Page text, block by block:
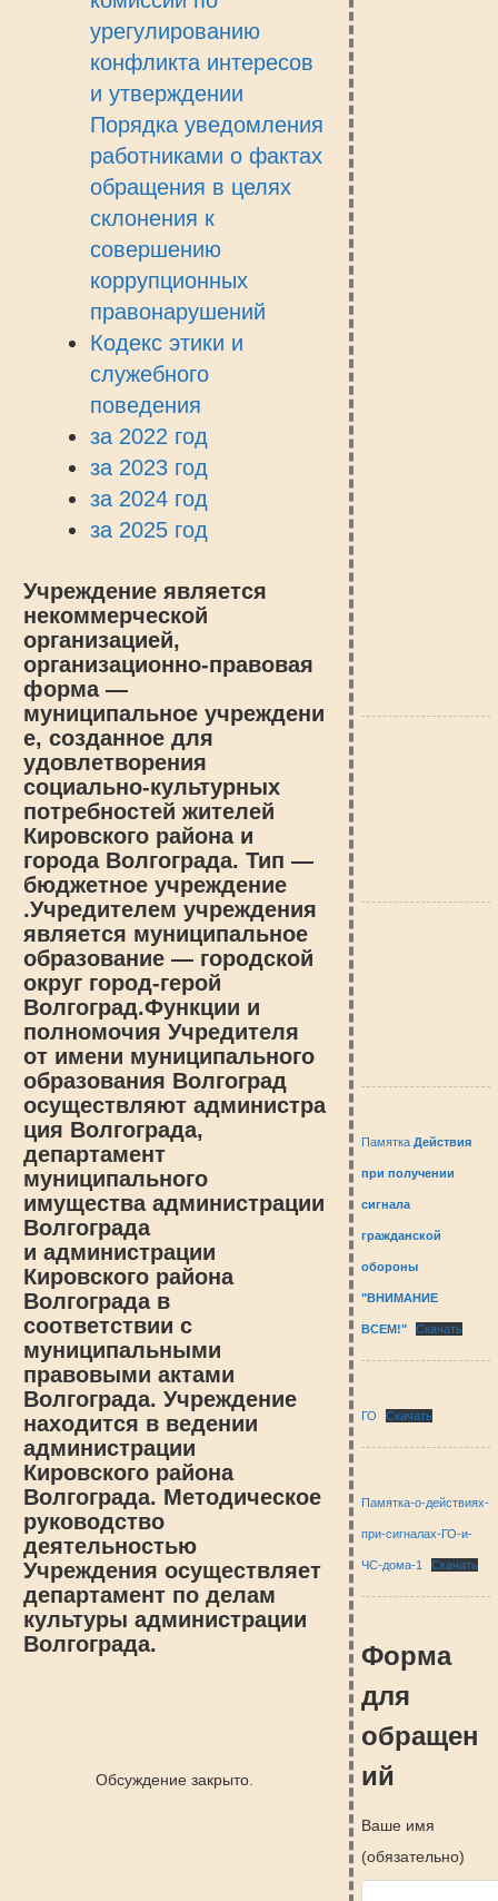
урегулированию
конфликта интересов
и утверждении
Порядка уведомления
работниками о фактах
обращения в целях
склонения к
совершению
коррупционных
правонарушений
Кодекс этики и
служебного
поведения
за 2022 год
за 2023 год
за 2024 год
за 2025 год
Учреждение является
некоммерческой
организацией,
организационно-правовая
форма —
муниципальное учреждени
е, созданное для
удовлетворения
социально-культурных
потребностей жителей
Кировского района и
города Волгограда. Тип —
бюджетное учреждение
.Учредителем учреждения
является муниципальное
образование — городской
округ город-герой
Волгоград.Функции и
полномочия Учредителя
от имени муниципального
образования Волгоград
осуществляют администра
ция Волгограда,
департамент
муниципального
имущества администрации
Волгограда
и администрации
Кировского района
Волгограда в
соответствии с
муниципальными
правовыми актами
Волгограда. Учреждение
находится в ведении
администрации
Кировского района
Волгограда. Методическое
руководство
деятельностью
Учреждения осуществляет
департамент по делам
культуры администрации
Волгограда.
Обсуждение закрыто.
Памятка Действия
при получении
сигнала
гражданской
обороны
"ВНИМАНИЕ
ВСЕМ!" Скачать
ГО Скачать
Памятка-о-действиях-
при-сигналах-ГО-и-
ЧС-дома-1 Скачать
Форма
для
обращен
ий
Ваше имя
(обязательно)